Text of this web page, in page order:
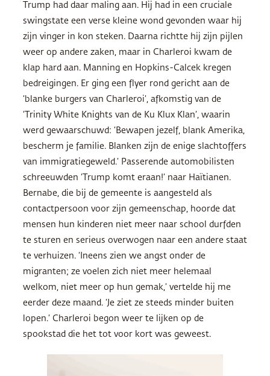
Trump had daar maling aan. Hij had in een cruciale
swingstate een verse kleine wond gevonden waar hij
zijn vinger in kon steken. Daarna richtte hij zijn pijlen
weer op andere zaken, maar in Charleroi kwam de
klap hard aan. Manning en Hopkins-Calcek kregen
bedreigingen. Er ging een flyer rond gericht aan de
‘blanke burgers van Charleroi’, afkomstig van de
‘Trinity White Knights van de Ku Klux Klan’, waarin
werd gewaarschuwd: ‘Bewapen jezelf, blank Amerika,
bescherm je familie. Blanken zijn de enige slachtoffers
van immigratiegeweld.’ Passerende automobilisten
schreeuwden ‘Trump komt eraan!’ naar Haïtianen.
Bernabe, die bij de gemeente is aangesteld als
contactpersoon voor zijn gemeenschap, hoorde dat
mensen hun kinderen niet meer naar school durfden
te sturen en serieus overwogen naar een andere staat
te verhuizen. ‘Ineens zien we angst onder de
migranten; ze voelen zich niet meer helemaal
welkom, niet meer op hun gemak,’ vertelde hij me
eerder deze maand. ‘Je ziet ze steeds minder buiten
lopen.’ Charleroi begon weer te lijken op de
spookstad die het tot voor kort was geweest.